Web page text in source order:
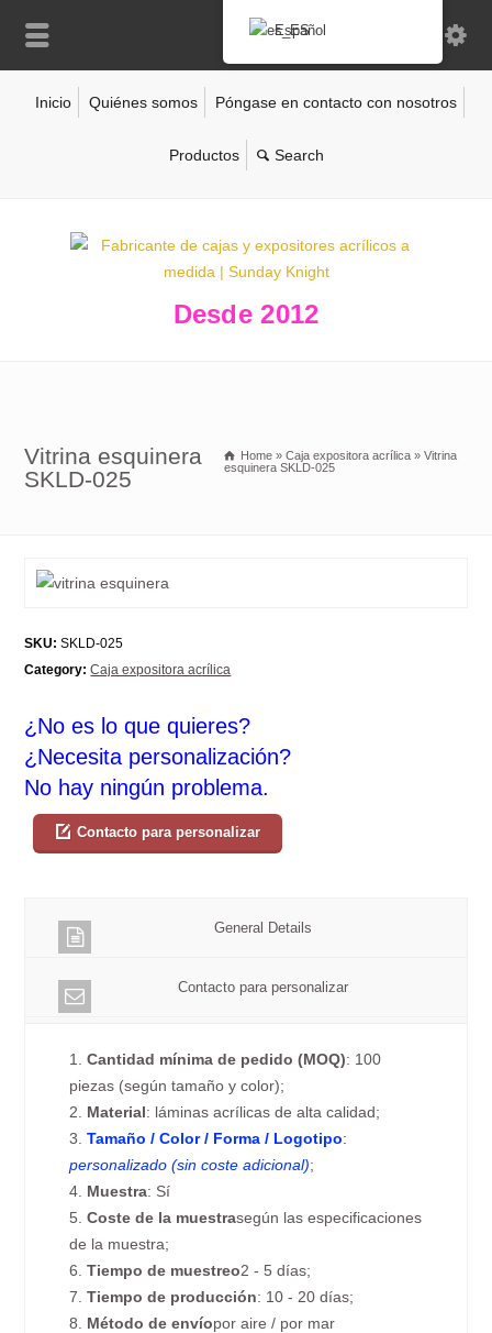
Inicio Quiénes somos Póngase en contacto con nosotros
Productos
Desde 2012
Vitrina esquinera
SKLD-025
Home » Caja expositora acrílica » Vitrina
esquinera SKLD-025
SKU: SKLD-025
Category: Caja expositora acrílica
¿No es lo que quieres?
¿Necesita personalización?
No hay ningún problema.
Contacto para personalizar
General Details
Contacto para personalizar
1.Cantidad mínima de pedido (MOQ): 100
piezas (según tamaño y color);
2. Material: láminas acrílicas de alta calidad;
3.Tamaño / Color / Forma / Logotipo:
personalizado (sin coste adicional);
4. Muestra: Sí
5.Coste de la muestrasegún las especificaciones
de la muestra;
6.Tiempo de muestreo2 - 5 días;
7.Tiempo de producción: 10 - 20 días;
8. Método de envíopor aire / por mar
Español